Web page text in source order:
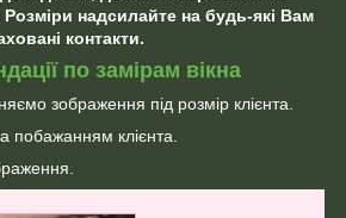
Розміри надсилайте на будь-які Вам
контакти.
по замірам вікна
зображення під розмір клієнта.
побажанням клієнта.